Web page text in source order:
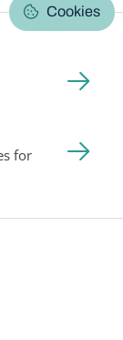
Cookies
for